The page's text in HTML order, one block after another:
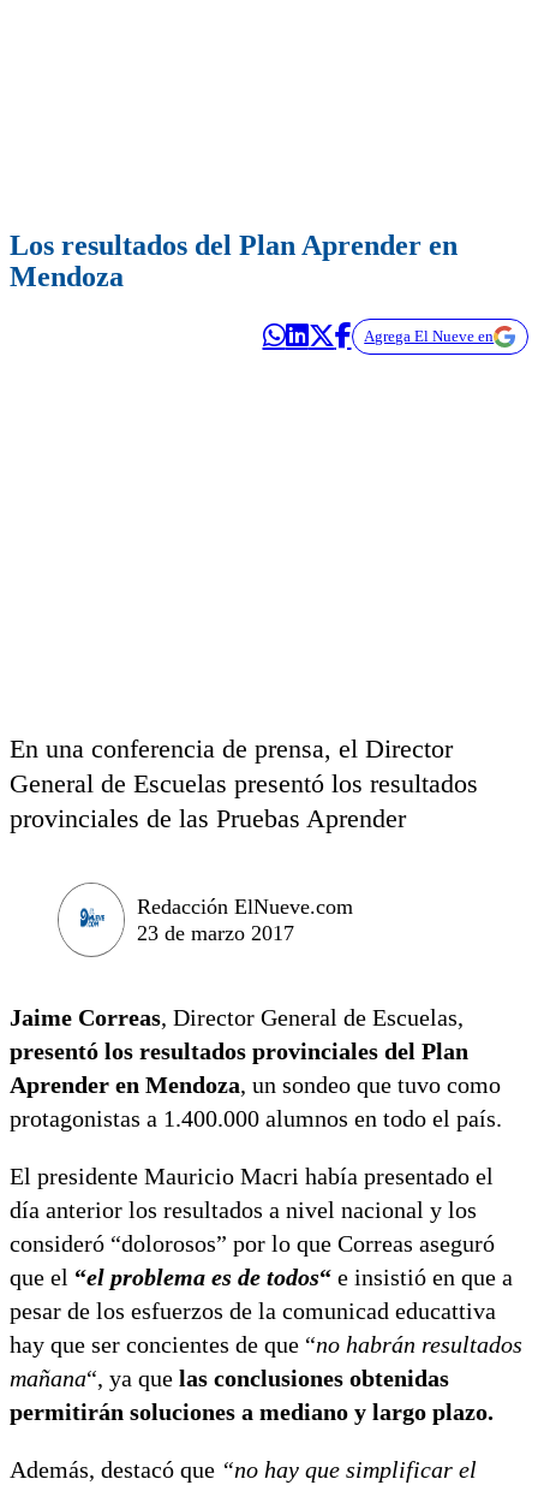
Los resultados del Plan Aprender en
Mendoza
Agrega El Nueve en
En una conferencia de prensa, el Director
General de Escuelas presentó los resultados
provinciales de las Pruebas Aprender
Redacción ElNueve.com
23 de marzo 2017
Jaime Correas, Director General de Escuelas,
presentó los resultados provinciales del Plan
Aprender en Mendoza, un sondeo que tuvo como
protagonistas a 1.400.000 alumnos en todo el país.
El presidente Mauricio Macri había presentado el
día anterior los resultados a nivel nacional y los
consideró “dolorosos” por lo que Correas aseguró
que el “el problema es de todos“ e insistió en que a
pesar de los esfuerzos de la comunicad educattiva
hay que ser concientes de que “no habrán resultados
mañana“, ya que las conclusiones obtenidas
permitirán soluciones a mediano y largo plazo.
Además, destacó que “no hay que simplificar el